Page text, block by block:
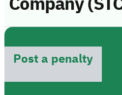
Post a penalty